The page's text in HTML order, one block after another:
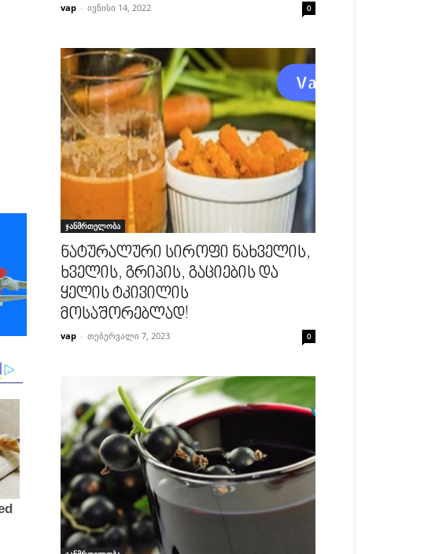
vap - ივნისი 14, 2022 0
ჯანმრთელობა
ნატურალური სიროფი ნახველის,
ხველის, გრიპის, გაციების და
ყელის ტკივილის
მოსაშორებლად!
vap - თებერვალი 7, 2023 0